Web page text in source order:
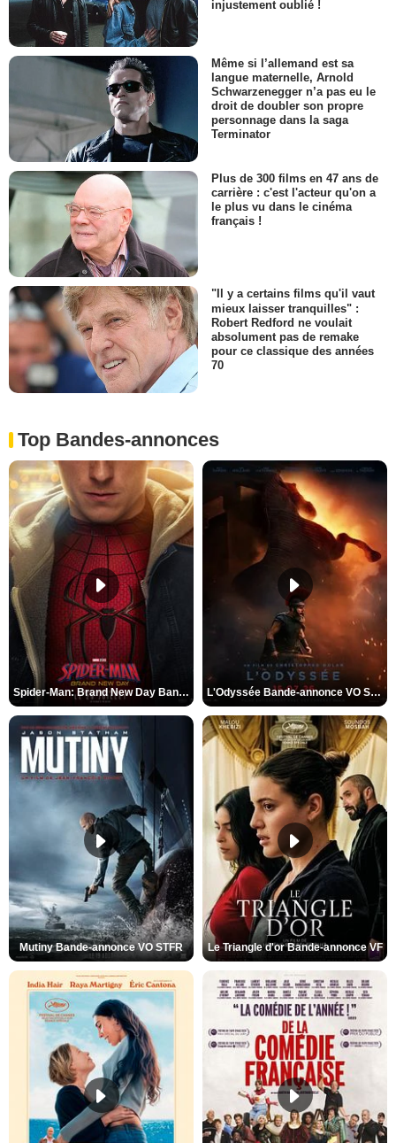
injustement oublié !
Même si l’allemand est sa
langue maternelle, Arnold
Schwarzenegger n’a pas eu le
droit de doubler son propre
personnage dans la saga
Terminator
Plus de 300 films en 47 ans de
carrière : c'est l'acteur qu'on a
le plus vu dans le cinéma
français !
"Il y a certains films qu'il vaut
mieux laisser tranquilles" :
Robert Redford ne voulait
absolument pas de remake
pour ce classique des années
70
Top Bandes-annonces
Spider-Man: Brand New Day Bande-annonce VO STFR L'Odyssée Bande-annonce VO STFR
Mutiny Bande-annonce VO STFR Le Triangle d'or Bande-annonce VF